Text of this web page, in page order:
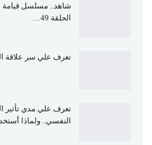
شاهد.. مسلسل
الحلقة 49…
تعرف علي سر علاقة
تعرف علي مدي تأثير
النفسي.. ولماذا